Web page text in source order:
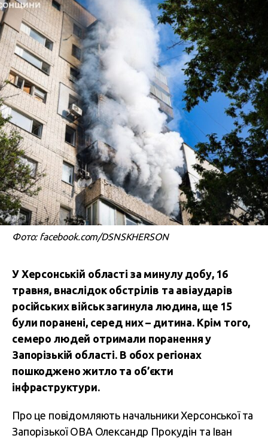
Фото: facebook.com/DSNSKHERSON
У Херсонській області за минулу добу, 16
травня, внаслідок обстрілів та авіаударів
російських військ загинула людина, ще 15
були поранені, серед них – дитина. Крім того,
семеро людей отримали поранення у
Запорізькій області. В обох регіонах
пошкоджено житло та об’єкти
інфраструктури.
Про це повідомляють начальники Херсонської та
Запорізької ОВА Олександр Прокудін та Іван